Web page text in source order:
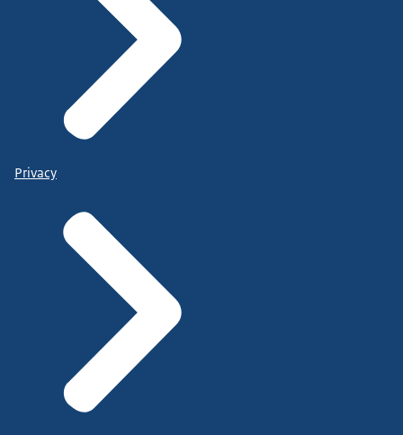
Privacy